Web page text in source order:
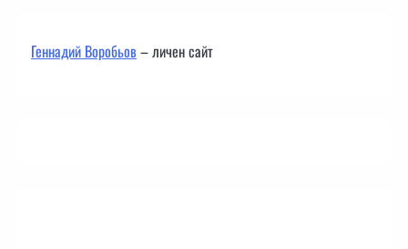
Геннадий Воробьов– личен сайт